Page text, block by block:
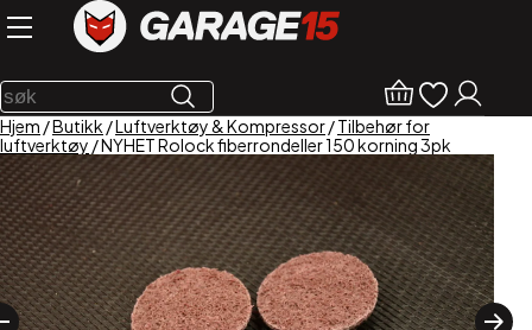
Hjem /Butikk /Luftverktøy & Kompressor/Tilbehør for
luftverktøy / NYHET Rolock fiberrondeller 150 korning 3pk